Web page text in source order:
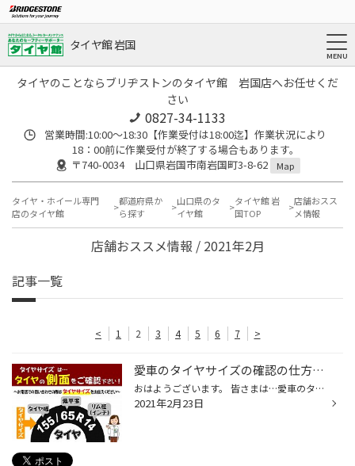
タイヤ館 岩国
タイヤのことならブリヂストンのタイヤ館 岩国店へお任せくだ
さい
0827-34-1133
営業時間:10:00〜18:30【作業受付は18:00迄】作業状況により
18：00前に作業受付が終了する場合もあります。
〒740-0034 山口県岩国市南岩国町3-8-62
Map
タイヤ・ホイール専門
店のタイヤ館
都道府県か
ら探す
山口県のタ
イヤ館
タイヤ館 岩
国TOP
店舗おスス
メ情報
店舗おススメ情報 / 2021年2月
記事一覧
< 1 2 3 4 5 6 7 >
愛車のタイヤサイズの確認の仕方…
おはようございます。 皆さまは…愛車のタイヤサイズを確認した事ありますか？ 確認の仕方は…大きく2つありますよ(サービスマニュアル確認…など別の確認方法もあります) 気になることがあれば…電話して下さいね。 タイヤ館岩国店に電話が繋がります！ ① ★一つ目は…直接タイヤを確認する方法です(^O^)...
2021年2月23日